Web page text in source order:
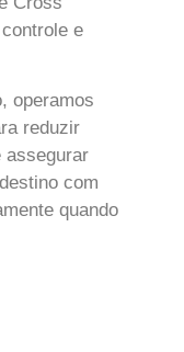
e
operamos
reduzir
assegurar
com
quando